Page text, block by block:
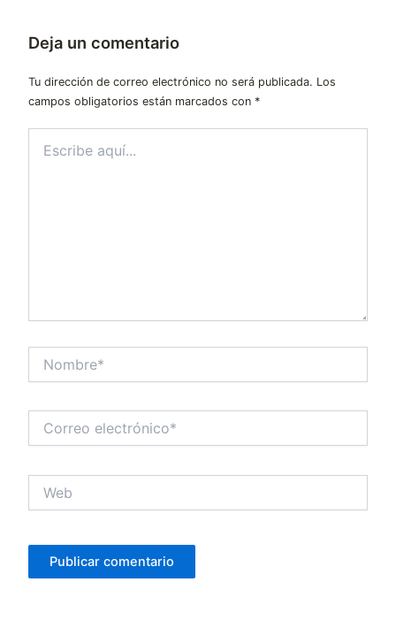
Deja un comentario
Tu dirección de correo electrónico no será publicada. Los
campos obligatorios están marcados con *
aquí...
electrónico*